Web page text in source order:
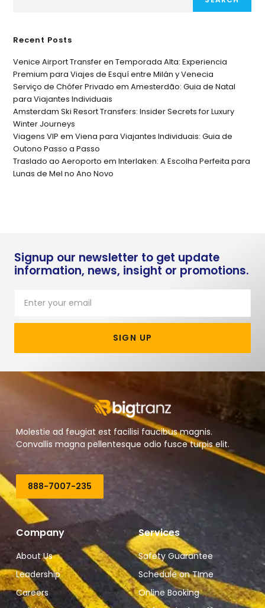
Recent Posts
Venice Airport Transfer en Temporada Alta: Experiencia
Premium para Viajes de Esquí entre Milán y Venecia
Serviço de Chófer Privado em Amesterdão: Guia de Natal
para Viajantes Individuais
Amsterdam Ski Resort Transfers: Insider Secrets for Luxury
Winter Journeys
Viagens VIP em Viena para Viajantes Individuais: Guia de
Outono Passo a Passo
Traslado ao Aeroporto em Interlaken: A Escolha Perfeita para
Lunas de Mel no Ano Novo
Signup our newsletter to get update
information, news, insight or promotions.
SIGN UP
Molestie ad feugiat est facilisi faucibus magnis.
Convallis magna pellentesque odio fusce turpis elit.
888-7007-235
Company
About Us
Leadership
Careers
Services
Safety Guarantee
Schedule on TIme
Online Booking